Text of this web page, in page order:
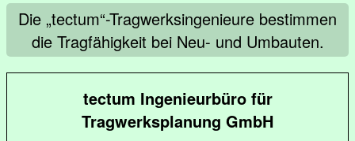
Die „tectum“-Tragwerksingenieure bestimmen
die Tragfähigkeit bei Neu- und Umbauten.
tectum Ingenieurbüro für
Tragwerksplanung GmbH